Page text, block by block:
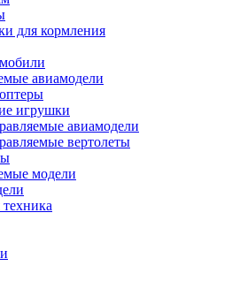
для кормления
авиамодели
игрушки
авиамодели
вертолеты
модели